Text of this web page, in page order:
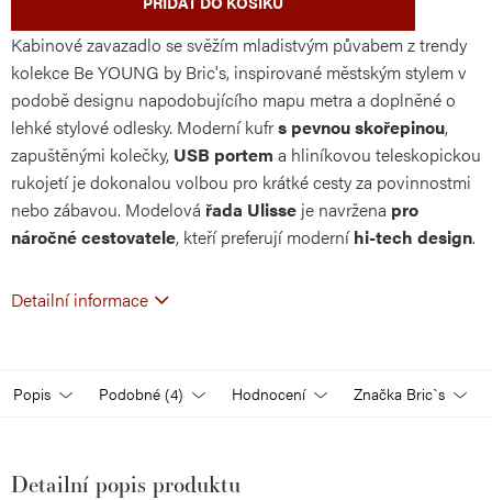
Kabinové zavazadlo se svěžím mladistvým půvabem z trendy
kolekce Be YOUNG by Bric's, inspirované městským stylem v
podobě designu napodobujícího mapu metra a doplněné o
lehké stylové odlesky. Moderní kufrs pevnou skořepinou,
zapuštěnými kolečky, USB portem a hliníkovou teleskopickou
rukojetí je dokonalou volbou pro krátké cesty za povinnostmi
nebo zábavou. Modelová řada Ulisse je navržena pro
náročné cestovatele, kteří preferují moderníhi-tech design.
Detailní informace
Popis Podobné (4) Hodnocení Značka Bric`s
Detailní popis produktu